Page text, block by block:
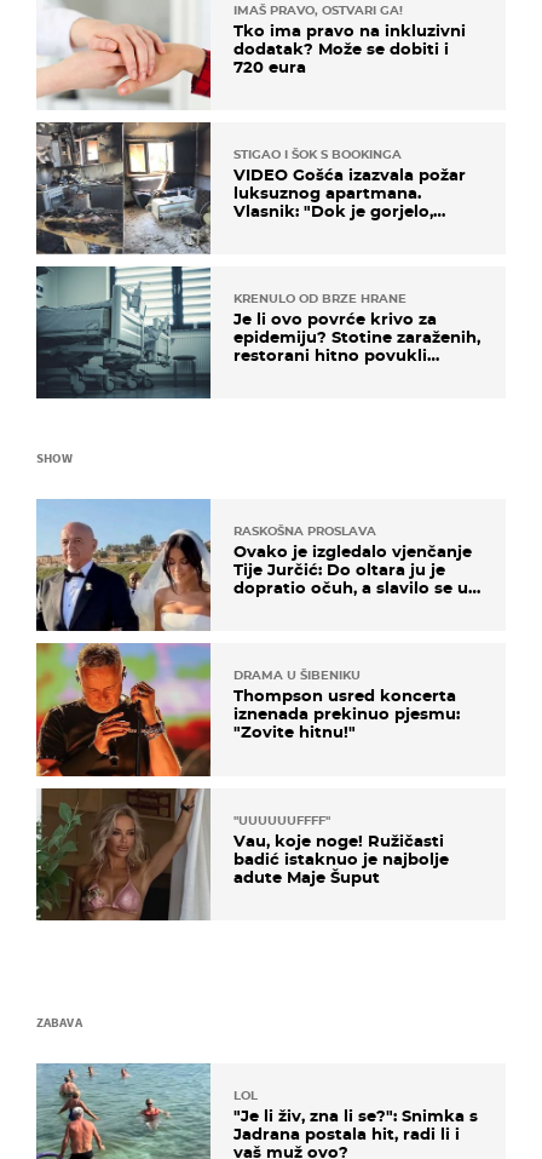
IMAŠ PRAVO, OSTVARI GA!
Tko ima pravo na inkluzivni
dodatak? Može se dobiti i
720 eura
STIGAO I ŠOK S BOOKINGA
VIDEO Gošća izazvala požar
luksuznog apartmana.
Vlasnik: "Dok je gorjelo,
KRENULO OD BRZE HRANE
Je li ovo povrće krivo za
epidemiju? Stotine zaraženih,
restorani hitno povukli
SHOW
RASKOŠNA PROSLAVA
Ovako je izgledalo vjenčanje
Tije Jurčić: Do oltara ju je
dopratio očuh, a slavilo se uz
DRAMA U ŠIBENIKU
Thompson usred koncerta
iznenada prekinuo pjesmu:
"Zovite hitnu!"
"UUUUUUFFFF"
Vau, koje noge! Ružičasti
badić istaknuo je najbolje
adute Maje Šuput
ZABAVA
LOL
"Je li živ, zna li se?": Snimka s
Jadrana postala hit, radi li i
vaš muž ovo?